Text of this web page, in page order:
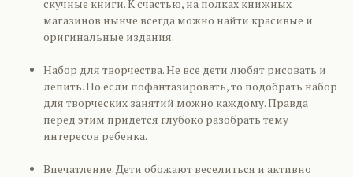
скучные книги. К счастью, на полках книжных
магазинов нынче всегда можно найти красивые и
оригинальные издания.
Набор для творчества. Не все дети любят рисовать и
лепить. Но если пофантазировать, то подобрать набор
для творческих занятий можно каждому. Правда
перед этим придется глубоко разобрать тему
интересов ребенка.
Впечатление. Дети обожают веселиться и активно